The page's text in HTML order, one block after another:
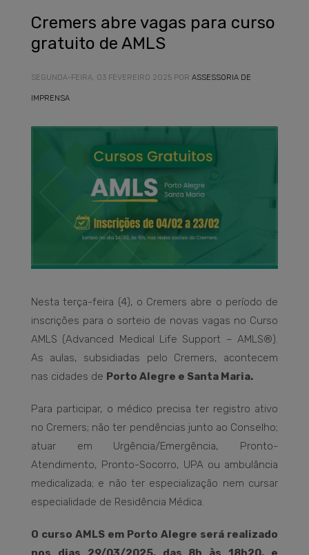
Cremers abre vagas para curso
gratuito de AMLS
SEGUNDA-FEIRA, 03 FEVEREIRO 2025 POR ASSESSORIA DE
IMPRENSA
Nesta terça-feira (4), o Cremers abre o período de
inscrições para o sorteio de novas vagas no Curso
AMLS (Advanced Medical Life Support – AMLS®).
As aulas, subsidiadas pelo Cremers, acontecem
nas cidades de Porto Alegre e Santa Maria.
Para participar, o médico precisa ter registro ativo
no Cremers; não ter pendências junto ao Conselho;
atuar em Urgência/Emergência, Pronto-
Atendimento, Pronto-Socorro, UPA ou ambulância
medicalizada; e não ter especialização nem cursar
especialidade de Residência Médica.
O curso AMLS em Porto Alegre será realizado